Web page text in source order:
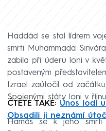
Haddád se stal lídrem
smrti Muhammada
zabila při úderu loni v
postaveným
Izrael zaútočil od
Spojenými státy loni v
ČTĚTE TAKÉ: Únos lodi
Obsadili ji neznámí
Hamás se k jeho smrti